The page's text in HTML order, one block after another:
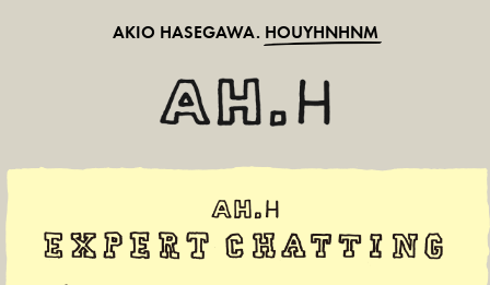
AKIO HASEGAWA. HOUYHNHNM